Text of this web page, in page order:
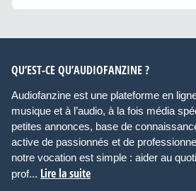
QU’EST-CE QU’AUDIOFANZINE ?
Audiofanzine est une plateforme en
musique et à l’audio, à la fois média
petites annonces, base de
active de passionnés et de
notre vocation est simple : aider au
prof... Lire la suite